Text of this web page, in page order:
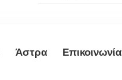
Άστρα Eπικοινωνία